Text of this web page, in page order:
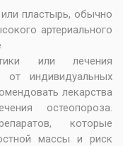
пластырь, обычно
артериального
или лечения
от индивидуальных
лекарства
остеопороза.
которые
массы и риск